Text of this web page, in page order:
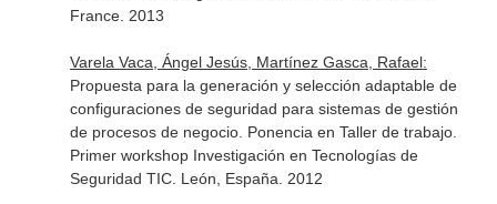
France. 2013
Varela Vaca, Ángel Jesús, Martínez Gasca, Rafael:
Propuesta para la generación y selección adaptable de
configuraciones de seguridad para sistemas de gestión
de procesos de negocio. Ponencia en Taller de trabajo.
Primer workshop Investigación en Tecnologías de
Seguridad TIC. León, España. 2012